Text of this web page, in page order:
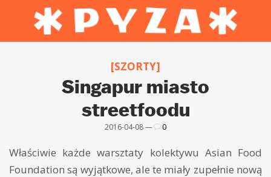
[SZORTY]
Singapur miasto
streetfoodu
2016-04-08 — 0
Właściwie każde warsztaty kolektywu Asian Food
Foundation są wyjątkowe, ale te miały zupełnie nową